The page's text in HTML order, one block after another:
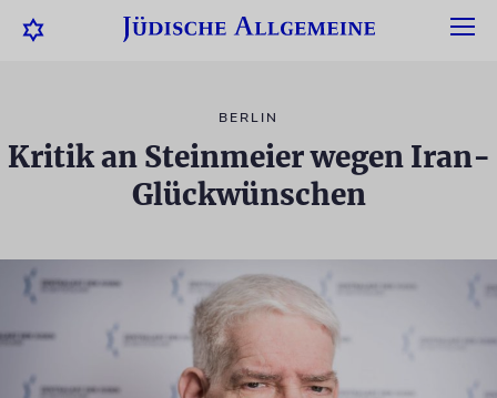
BERLIN
Kritik an Steinmeier wegen Iran-
Glückwünschen